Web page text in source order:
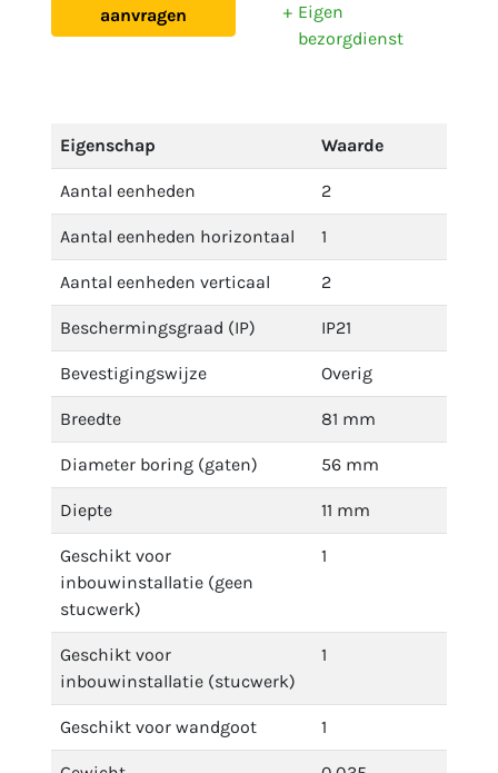
aanvragen
Eigen
bezorgdienst
Eigenschap Waarde
Aantal eenheden 2
Aantal eenheden horizontaal 1
Aantal eenheden verticaal 2
Beschermingsgraad (IP) IP21
Bevestigingswijze Overig
Breedte 81 mm
Diameter boring (gaten) 56 mm
Diepte 11 mm
Geschikt voor
inbouwinstallatie (geen
stucwerk)
1
Geschikt voor
inbouwinstallatie (stucwerk)
1
Geschikt voor wandgoot 1